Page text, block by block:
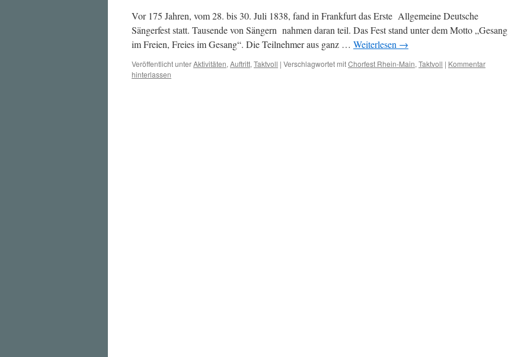
Vor 175 Jahren, vom 28. bis 30. Juli 1838, fand in Frankfurt das Erste Allgemeine Deutsche
Sängerfest statt. Tausende von Sängern nahmen daran teil. Das Fest stand unter dem Motto „Gesang
im Freien, Freies im Gesang“. Die Teilnehmer aus ganz … Weiterlesen →
Veröffentlicht unterAktivitäten, Auftritt, Taktvoll | Verschlagwortet mitChorfest Rhein-Main, Taktvoll | Kommentar
hinterlassen